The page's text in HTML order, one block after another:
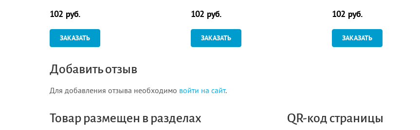
102 руб.
ЗАКАЗАТЬ
102 руб.
ЗАКАЗАТЬ
через Интернет
102 руб.
ЗАКАЗАТЬ
Добавить отзыв
Для добавления отзыва необходимо войти на сайт.
Товар размещен в разделах QR-код страницы